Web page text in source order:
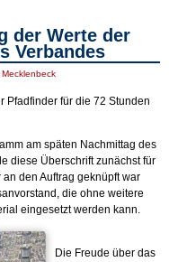
der Werte der
Verbandes
Pfadfinder für die 72 Stunden
am späten Nachmittag des
diese Überschrift zunächst für
den Auftrag geknüpft war
die ohne weitere
eingesetzt werden kann.
Die Freude über das